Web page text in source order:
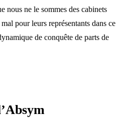
nous ne le sommes des cabinets
pour leurs représentants dans ce
de conquête de parts de